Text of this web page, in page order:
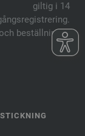
giltig i 14
beställning.